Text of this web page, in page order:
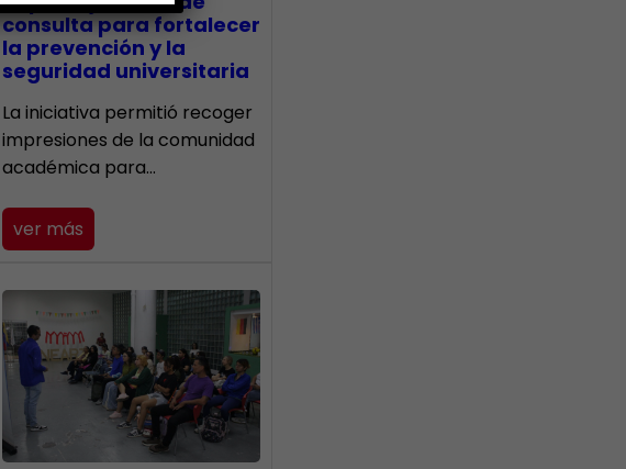
consulta para fortalecer
la prevención y la
seguridad universitaria
La iniciativa permitió recoger
impresiones de la comunidad
académica para…
ver más